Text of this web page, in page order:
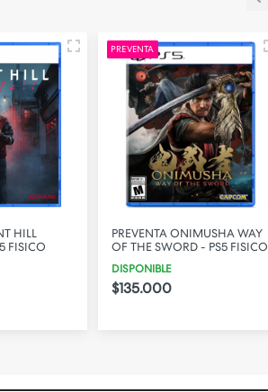
HILL
FISICO
PREVENTA
PREVENTA ONIMUSHA WAY
OF THE SWORD - PS5 FISICO
DISPONIBLE
$135.000